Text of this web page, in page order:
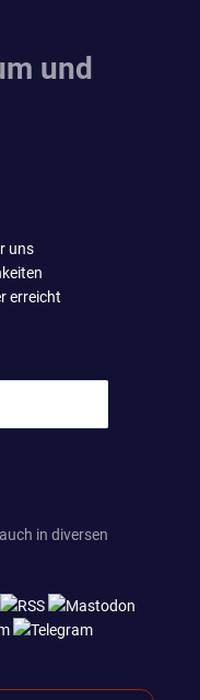
und
uns
erreicht
in diversen